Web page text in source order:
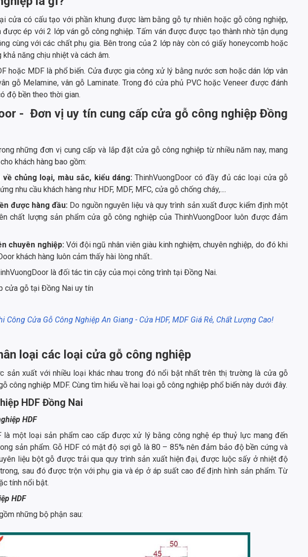
cửa có cấu tạo với phần khung được làm bằng gỗ tự nhiên hoặc gỗ công nghiệp,
được ép với 2 lớp ván gỗ công nghiệp. Tấm ván được được tạo thành nhờ tận dụng
cùng với các chất phụ gia. Bên trong của 2 lớp này còn có giấy honeycomb hoặc
năng chịu nhiệt và cách âm.
hoặc MDF là phổ biến. Cửa được gia công xử lý bằng nước sơn hoặc dán lớp vân
gỗ Melamine, vân gỗ Laminate. Trong đó cửa phủ PVC hoặc Veneer được đánh
độ bền theo thời gian.
- Đơn vị uy tín cung cấp cửa gỗ công nghiệp Đồng
những đơn vị cung cấp và lắp đặt cửa gỗ công nghiệp từ nhiều năm nay, mang
khách hàng bao gồm:
về chủng loại, màu sắc, kiểu dáng: ThinhVuongDoor có đầy đủ các loại cửa gỗ
nhu cầu khách hàng như HDF, MDF, MFC, cửa gỗ chống cháy,....
được hàng đầu: Do nguồn nguyên liệu và quy trình sản xuất được kiểm định một
chất lượng sản phẩm cửa gỗ công nghiệp của ThinhVuongDoor luôn được đảm
chuyên nghiệp:Với đội ngũ nhân viên giàu kinh nghiệm, chuyên nghiệp, do đó khi
khách hàng luôn cảm thấy hài lòng nhất..
là đối tác tin cậy của mọi công trình tại Đồng Nai.
cửa gỗ tại Đồng Nai uy tín
Công Cửa Gỗ Công Nghiệp An Giang - Cửa HDF, MDF Giá Rẻ, Chất Lượng Cao!
loại các loại cửa gỗ công nghiệp
sản xuất với nhiều loại khác nhau trong đó nổi bật nhất trên thị trường là cửa gỗ
công nghiệp MDF. Cùng tìm hiểu về hai loại gỗ công nghiệp phổ biến này dưới đây.
HDF Đồng Nai
HDF
là một loại sản phẩm cao cấp được xử lý bằng công nghệ ép thuỷ lực mang đến
sản phẩm. Gỗ HDF có mật độ sợi gỗ là 80 – 85% nên đảm bảo độ bền cứng và
liệu bột gỗ được trải qua quy trình sản xuất hiện đại, được luộc sấy ở nhiệt độ
sau đó được trộn với phụ gia và ép ở áp suất cao để định hình sản phẩm. Từ
tính nổi bật.
HDF
những bộ phận sau: